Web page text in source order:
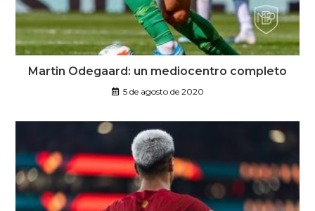
Martin Odegaard: un mediocentro completo
5 de agosto de 2020